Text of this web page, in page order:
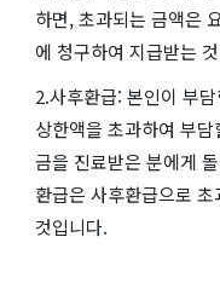
하면, 초과되는 금액은
에 청구하여 지급받는
2.사후환급: 본인이 부
상한액을 초과하여 부
금을 진료받은 분에게
환급은 사후환급으로
것입니다.